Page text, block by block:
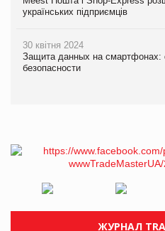
українських підприємців
30 квітня 2024
Защита данных на
безопасности
ЖУРНАЛ